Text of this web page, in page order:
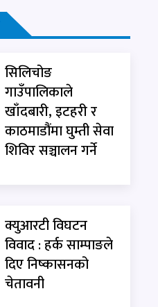
सिलिचोङ
गाउँपालिकाले
खाँदबारी, इटहरी र
काठमाडौंमा घुम्ती सेवा
शिविर सञ्चालन गर्ने
क्युआरटी विघटन
विवाद : हर्क साम्पाङले
दिए निष्कासनको
चेतावनी